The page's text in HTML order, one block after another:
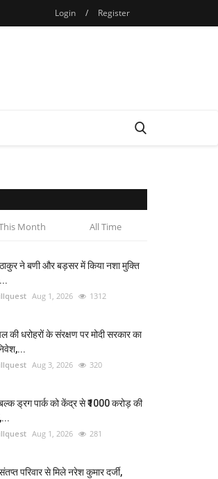
Login / Register
Month All Time
ने बणी और बड़सर में किया नशा मुक्ति
Aug 1, 2026 1312
की धरोहरों के संरक्षण पर मोदी सरकार का
Aug 3, 2026 320
ड्रग पार्क को केंद्र से ₹1000 करोड़ की
Aug 1, 2026 281
परिवार से मिले नरेश कुमार दर्जी,